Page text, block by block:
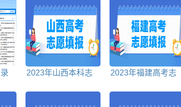
2023年山西本科志
2023年福建高考志